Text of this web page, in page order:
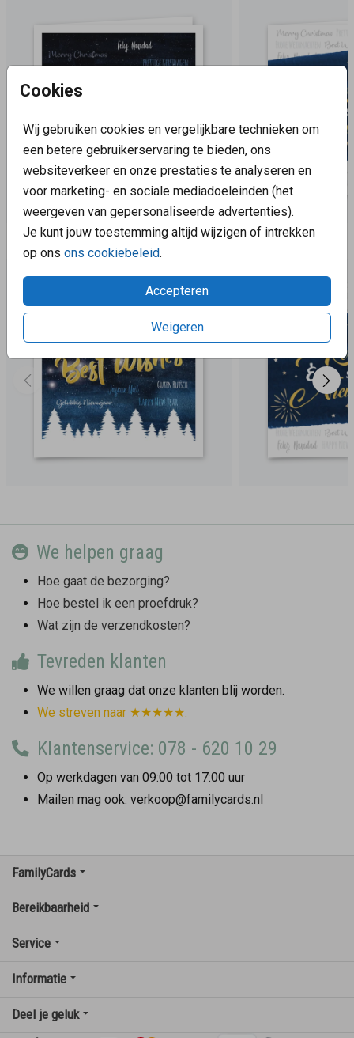
Cookies
Wij gebruiken cookies en vergelijkbare technieken om
een betere gebruikerservaring te bieden, ons
websiteverkeer en onze prestaties te analyseren en
voor marketing- en sociale mediadoeleinden (het
weergeven van gepersonaliseerde advertenties).
Je kunt jouw toestemming altijd wijzigen of intrekken
op ons ons cookiebeleid.
Accepteren
Weigeren
Aanbevolen
We helpen graag
Hoe gaat de bezorging?
Hoe bestel ik een proefdruk?
Wat zijn de verzendkosten?
Tevreden klanten
We willen graag dat onze klanten blij worden.
We streven naar ★★★★★.
Klantenservice: 078 - 620 10 29
Op werkdagen van 09:00 tot 17:00 uur
Mailen mag ook: verkoop@familycards.nl
FamilyCards
Bereikbaarheid
Service
Informatie
Deel je geluk